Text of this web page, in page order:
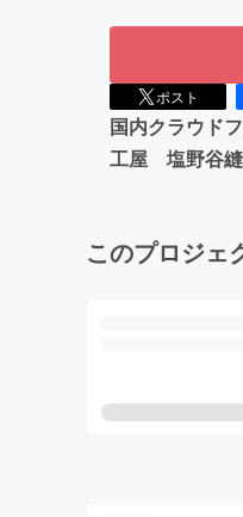
ポスト
国内クラウド
工屋 塩野谷縫
このプロジェ